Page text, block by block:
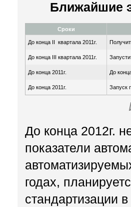
Ближайшие
Сроки
До конца II квартала 2011г.
До конца III квартала 2011г.
До конца 2011г. До
До конца 2011г. Запуск
До конца 2012г.
показатели
годах,
стандартизации